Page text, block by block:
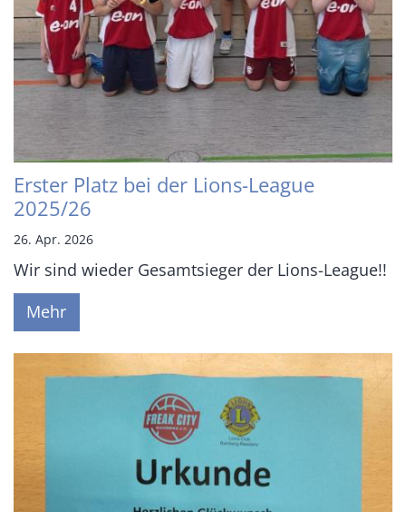
Erster Platz bei der Lions-League
2025/26
26. Apr. 2026
Wir sind wieder Gesamtsieger der Lions-League!!
Mehr